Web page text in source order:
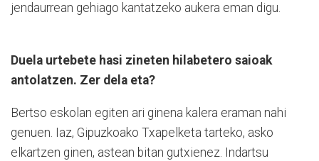
jendaurrean gehiago kantatzeko aukera eman digu.
Duela urtebete hasi zineten hilabetero saioak
antolatzen. Zer dela eta?
Bertso eskolan egiten ari ginena kalera eraman nahi
genuen. Iaz, Gipuzkoako Txapelketa tarteko, asko
elkartzen ginen, astean bitan gutxienez. Indartsu